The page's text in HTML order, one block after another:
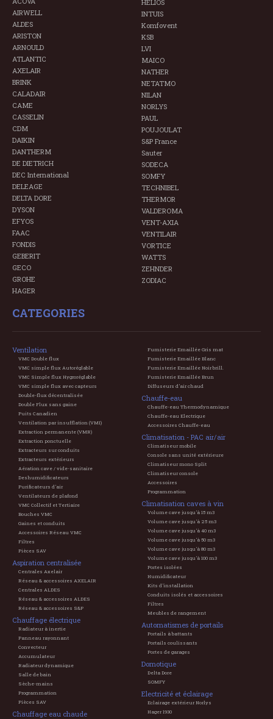
AIRWELL
ALDES
ARISTON
ARNOULD
ATLANTIC
AXELAIR
BRINK
CALADAIR
CAME
CASSELIN
CDM
DAIKIN
DANTHERM
DE DIETRICH
DEC International
DELEAGE
DELTA DORE
DYSON
EFYOS
FAAC
FONDIS
GEBERIT
GECO
GROHE
HAGER
HELIOS
INTUIS
Komfovent
KSB
LVI
MAICO
NATHER
NETATMO
NILAN
NORLYS
PAUL
POUJOULAT
S&P France
Sauter
SODECA
SOMFY
TECHNIBEL
THERMOR
VALDEROMA
VENT-AXIA
VENTILAIR
VORTICE
WATTS
ZEHNDER
ZODIAC
CATEGORIES
Ventilation
VMC Double flux
VMC simple flux Autoréglable
VMC Simple flux Hygroréglable
VMC simple flux avec capteurs
Double-flux décentralisée
Double Flux sans gaine
Puits Canadien
Ventilation par insufflation (VMI)
Extraction permanente (VMR)
Extraction ponctuelle
Extracteurs sur conduits
Extracteurs extérieurs
Aération cave / vide-sanitaire
Deshumidificateurs
Purificateurs d'air
Ventilateurs de plafond
VMC Collectif et Tertiaire
Bouches VMC
Gaines et conduits
Accessoires Réseau VMC
Filtres
Pièces SAV
Aspiration centralisée
Centrales Axelair
Réseau & accessoires AXELAIR
Centrales ALDES
Réseau & accessoires ALDES
Réseau & accessoires S&P
Chauffage électrique
Radiateur à inertie
Panneau rayonnant
Convecteur
Accumulateur
Radiateur dynamique
Salle de bain
Sèche-mains
Programmation
Pièces SAV
Chauffage eau chaude
Fumisterie Emaillée Gris mat
Fumisterie Emaillée Blanc
Fumisterie Emaillée Noir brill.
Fumisterie Emaillée Brun
Diffuseurs d'air chaud
Chauffe-eau
Chauffe-eau Thermodynamique
Chauffe-eau Electrique
Accessoires Chauffe-eau
Climatisation - PAC air/air
Climatiseur mobile
Console sans unité extérieure
Climatiseur mono Split
Climatiseur console
Accessoires
Programmation
Climatisation caves à vin
Volume cave jusqu'à 15 m3
Volume cave jusqu'à 25 m3
Volume cave jusqu'à 40 m3
Volume cave jusqu'à 50 m3
Volume cave jusqu'à 80 m3
Volume cave jusqu'à 100 m3
Portes isolées
Humidificateur
Kits d'installation
Conduits isolés et accessoires
Filtres
Meubles de rangement
Automatismes de portails
Portails à battants
Portails coulissants
Portes de garages
Domotique
Delta Dore
SOMFY
Electricité et éclairage
Eclairage extérieur Norlys
Hager 1930